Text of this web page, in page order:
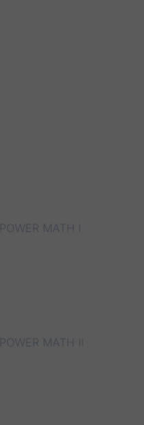
POWER MATH I
POWER MATH II